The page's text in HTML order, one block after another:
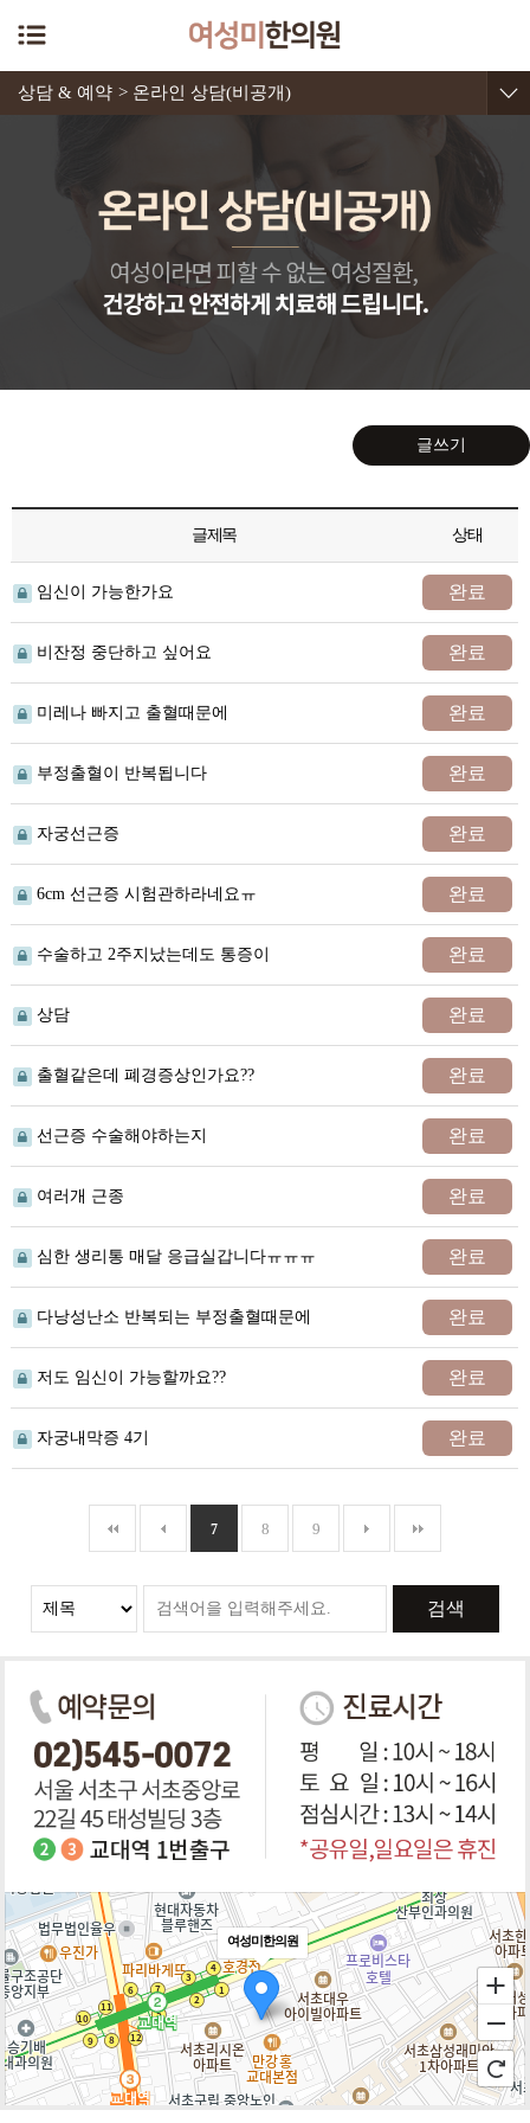
상담 & 예약 > 온라인 상담(비공개)
글쓰기
글제목 상태
임신이 가능한가요 완료
비잔정 중단하고 싶어요 완료
미레나 빠지고 출혈때문에 완료
부정출혈이 반복됩니다 완료
자궁선근증 완료
6cm 선근증 시험관하라네요ㅠ 완료
수술하고 2주지났는데도 통증이 완료
상담 완료
출혈같은데 폐경증상인가요?? 완료
선근증 수술해야하는지 완료
여러개 근종 완료
심한 생리통 매달 응급실갑니다ㅠㅠㅠ 완료
다낭성난소 반복되는 부정출혈때문에 완료
저도 임신이 가능할까요?? 완료
자궁내막증 4기 완료
7 8 9
검색
여성미한의원